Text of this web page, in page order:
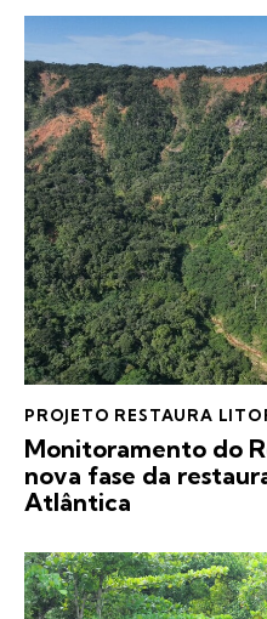
PROJETO RESTAURA
Monitoramento do
nova fase da
Atlântica